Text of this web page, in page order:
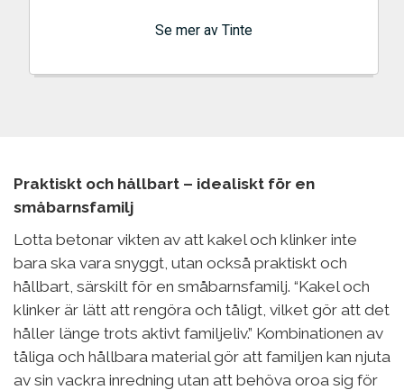
Se mer av Tinte
Praktiskt och hållbart – idealiskt för en
småbarnsfamilj
Lotta betonar vikten av att kakel och klinker inte
bara ska vara snyggt, utan också praktiskt och
hållbart, särskilt för en småbarnsfamilj. “Kakel och
klinker är lätt att rengöra och tåligt, vilket gör att det
håller länge trots aktivt familjeliv.” Kombinationen av
tåliga och hållbara material gör att familjen kan njuta
av sin vackra inredning utan att behöva oroa sig för